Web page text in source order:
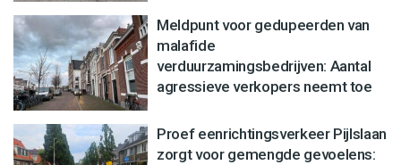
Meldpunt voor gedupeerden van
malafide
verduurzamingsbedrijven: Aantal
agressieve verkopers neemt toe
Proef eenrichtingsverkeer Pijlslaan
zorgt voor gemengde gevoelens: